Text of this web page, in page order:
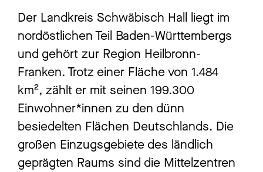
Der Landkreis Schwäbisch Hall liegt im
nordöstlichen Teil Baden-Württembergs
und gehört zur Region Heilbronn-
Franken. Trotz einer Fläche von 1.484
km², zählt er mit seinen 199.300
Einwohner*innen zu den dünn
besiedelten Flächen Deutschlands. Die
großen Einzugsgebiete des ländlich
geprägten Raums sind die Mittelzentren